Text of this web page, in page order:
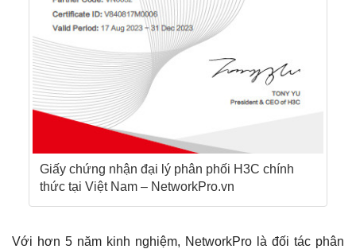
Giấy chứng nhận đại lý phân phối H3C chính
thức tại Việt Nam – NetworkPro.vn
Với hơn 5 năm kinh nghiệm, NetworkPro là đối tác phân